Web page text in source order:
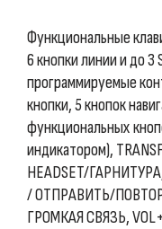
Функциональные
6 кнопки линии и до 3
программируемые
кнопки, 5 кнопок
функциональных
индикатором),
HEADSET/
/ ОТПРАВИТЬ/
ГРОМКАЯ СВЯЗЬ,